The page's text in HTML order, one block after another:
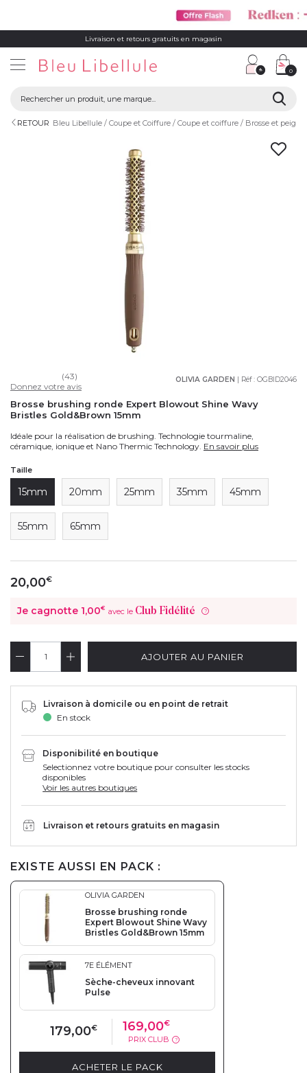
Livraison et retours gratuits en magasin
0
RETOUR Bleu Libellule Coupe et Coiffure Coupe et coiffure Brosse et peigne
OLIVIA GARDEN | Réf : OGBID2046
(43)
Donnez votre avis
Brosse brushing ronde Expert Blowout Shine Wavy
Bristles Gold&Brown 15mm
Idéale pour la réalisation de brushing. Technologie tourmaline,
céramique, ionique et Nano Thermic Technology. En savoir plus
Taille
15mm 20mm 25mm 35mm 45mm
55mm 65mm
20,00€
Je cagnotte 1,00€ avec le Club Fidélité ?
AJOUTER AU PANIER
Livraison à domicile ou en point de retrait
En stock
Disponibilité en boutique
Selectionnez votre boutique pour consulter les stocks
disponibles
Voir les autres boutiques
Livraison et retours gratuits en magasin
EXISTE AUSSI EN PACK :
OLIVIA GARDEN
Brosse brushing ronde
Expert Blowout Shine Wavy
Bristles Gold&Brown 15mm
7E ÉLÉMENT
Sèche-cheveux innovant
Pulse
179,00€ 169,00€
PRIX CLUB ?
ACHETER LE PACK